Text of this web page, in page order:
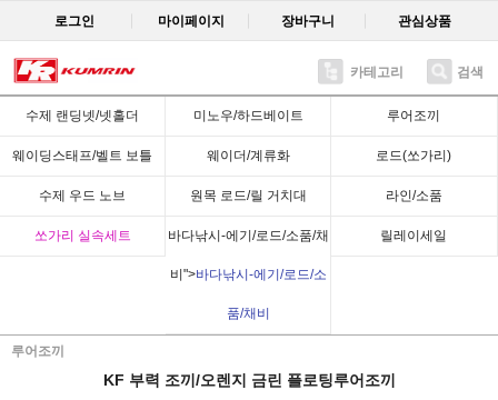
로그인 마이페이지 장바구니 관심상품
카테고리 검색
수제 랜딩넷/넷홀더 미노우/하드베이트 루어조끼
웨이딩스태프/벨트 보틀 웨이더/계류화 로드(쏘가리)
수제 우드 노브 원목 로드/릴 거치대 라인/소품
쏘가리 실속세트 바다낚시-에기/로드/소품/채
비">바다낚시-에기/로드/소
품/채비
릴레이세일
루어조끼
Recent
KF 부력 조끼/오렌지 금린 플로팅루어조끼